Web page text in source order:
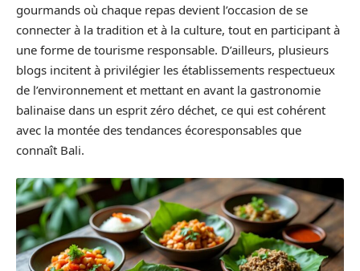
gourmands où chaque repas devient l’occasion de se
connecter à la tradition et à la culture, tout en participant à
une forme de tourisme responsable. D’ailleurs, plusieurs
blogs incitent à privilégier les établissements respectueux
de l’environnement et mettant en avant la gastronomie
balinaise dans un esprit zéro déchet, ce qui est cohérent
avec la montée des tendances écoresponsables que
connaît Bali.